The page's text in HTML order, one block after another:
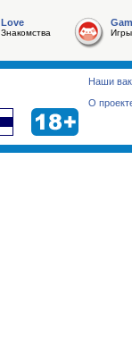
Love
Знакомства Игры
Наши
О